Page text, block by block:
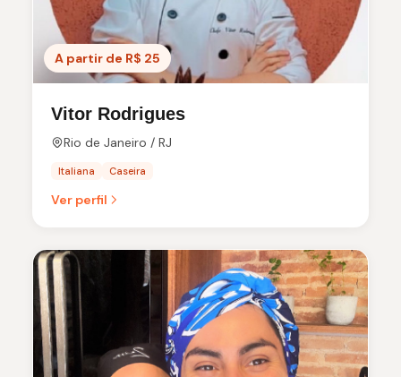
A partir de R$ 25
Vitor Rodrigues
Rio de Janeiro / RJ
Italiana Caseira
Ver perfil